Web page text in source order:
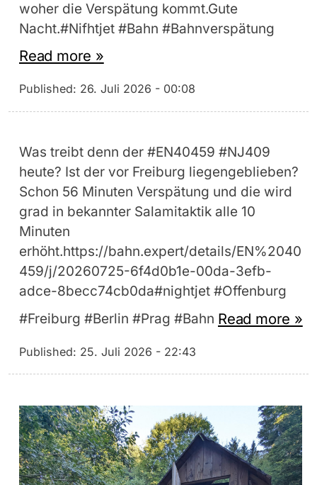
woher die Verspätung kommt.Gute
Nacht.#Nifhtjet #Bahn #Bahnverspätung
Read more »
Published: 26. Juli 2026 - 00:08
Was treibt denn der #EN40459 #NJ409
heute? Ist der vor Freiburg liegengeblieben?
Schon 56 Minuten Verspätung und die wird
grad in bekannter Salamitaktik alle 10
Minuten
erhöht.https://bahn.expert/details/EN%2040
459/j/20260725-6f4d0b1e-00da-3efb-
adce-8becc74cb0da#nightjet #Offenburg
#Freiburg #Berlin #Prag #Bahn Read more »
Published: 25. Juli 2026 - 22:43